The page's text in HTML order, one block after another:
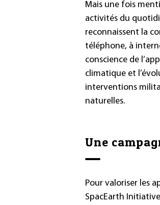
Mais une fois
activités du
reconnaissent la
téléphone, à
conscience de
climatique et
interventions
naturelles.
Une
Pour valoriser les
SpacEarth